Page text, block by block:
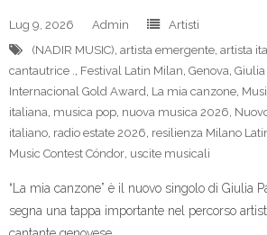
Lug 9, 2026 Admin
Artisti
(NADIR MUSIC) artista emergente artista
cantautrice .
Festival Latin Milan Genova Giulia
Internacional Gold Award La mia canzone
italiana musica pop nuova musica 2026
italiano radio estate 2026 resilienza Milano
Music Contest Cóndor uscite musicali
“La mia canzone” è il nuovo singolo di Giulia
segna una tappa importante nel percorso